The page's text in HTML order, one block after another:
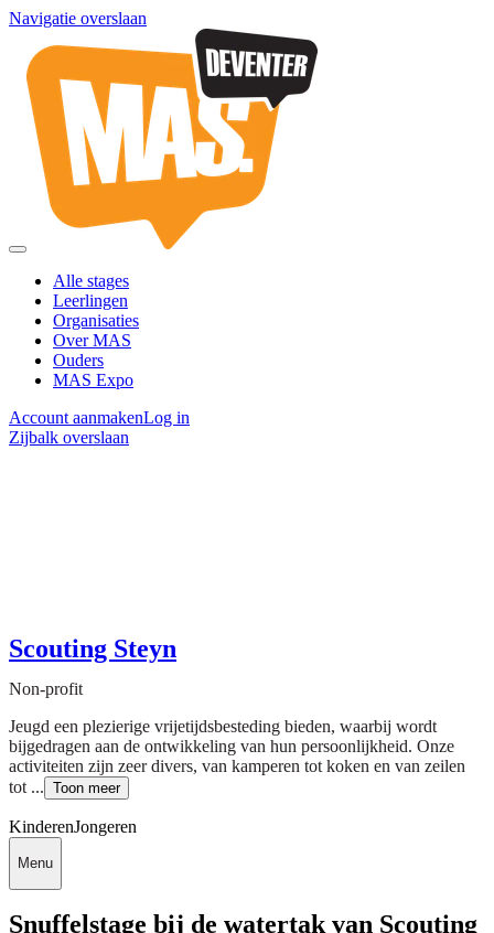
Navigatie overslaan
Alle stages
Leerlingen
Organisaties
Over MAS
Ouders
MAS Expo
Account aanmakenLog in
Zijbalk overslaan
Scouting Steyn
Non-profit
Jeugd een plezierige vrijetijdsbesteding bieden, waarbij wordt
bijgedragen aan de ontwikkeling van hun persoonlijkheid. Onze
activiteiten zijn zeer divers, van kamperen tot koken en van zeilen
tot ... Toon meer
KinderenJongeren
Menu
Snuffelstage bij de watertak van Scouting